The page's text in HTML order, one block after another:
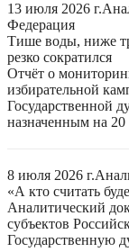
13 июля 2026 г.
Федерация
Тише воды, ниже
резко сократился
Отчёт о
избирательной
Государственной
назначенным на 20
8 июля 2026 г.
«А кто считать
Аналитический
субъектов
Государственную